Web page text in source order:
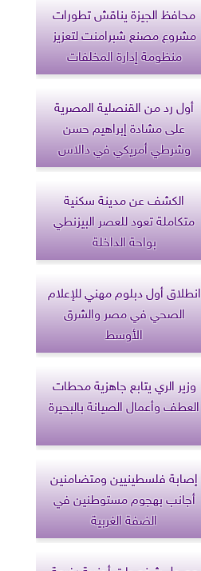
محافظ الجيزة يناقش تطورات
مشروع مصنع شبرامنت لتعزيز
منظومة إدارة المخلفات
أول رد من القنصلية المصرية
على مشادة إبراهيم حسن
وشرطي أمريكي في دالاس
الكشف عن مدينة سكنية
متكاملة تعود للعصر البيزنطي
بواحة الداخلة
انطلاق أول دبلوم مهني للإعلام
الصحي في مصر والشرق
الأوسط
وزير الري يتابع جاهزية محطات
العطف وأعمال الصيانة بالبحيرة
إصابة فلسطينيين ومتضامنين
أجانب بهجوم مستوطنين في
الضفة الغربية